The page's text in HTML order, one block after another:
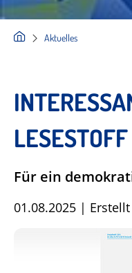
Aktuelles
LESESTOFF
Für ein
01.08.2025 |